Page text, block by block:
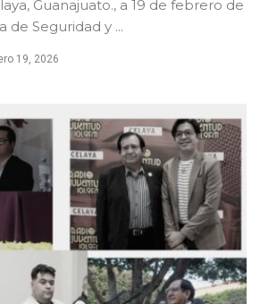
Guanajuato., a 19 de febrero de
de Seguridad y ...
19, 2026